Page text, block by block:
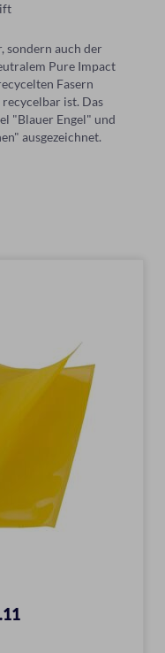
sondern auch der
Pure Impact
Fasern
ist. Das
"Blauer Engel" und
ausgezeichnet.